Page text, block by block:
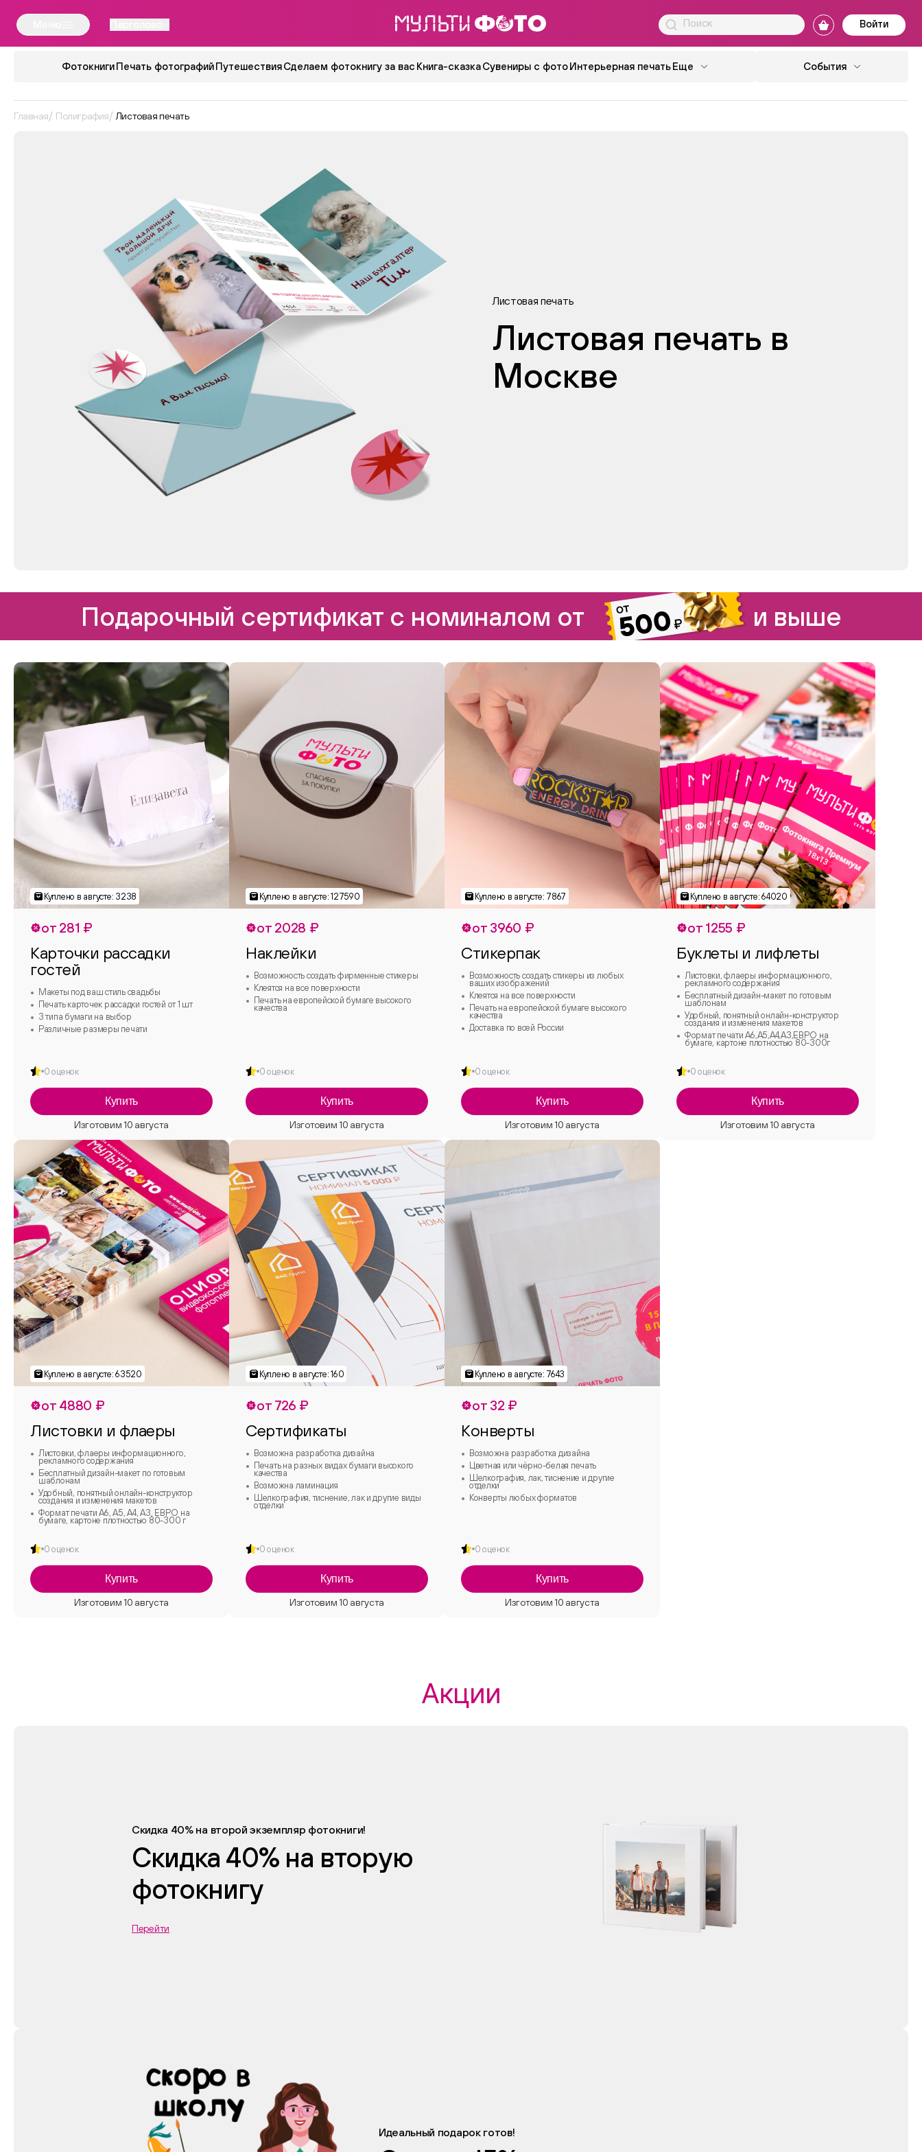
Войти
Фотокниги Печать фотографий Путешествия Сделаем фотокнигу за вас Книга-сказка Сувениры с фото Интерьерная печать Еще События
Главная Полиграфия Листовая печать
Листовая печать
Листовая печать в
Москве
Подарочный сертификат с номиналом от и выше
от 281 ₽
Карточки рассадки
гостей
Макеты под ваш стиль свадьбы
Печать карточек рассадки гостей от 1 шт
3 типа бумаги на выбор
Различные размеры печати
0 оценок
Купить
от 2028 ₽
Наклейки
Возможность создать фирменные стикеры
Клеятся на все поверхности
Печать на европейской бумаге высокого
качества
0 оценок
Купить
от 3960 ₽
Стикерпак
Возможность создать стикеры из любых
ваших изображений
Клеятся на все поверхности
Печать на европейской бумаге высокого
качества
Доставка по всей России
0 оценок
Купить
от 1255 ₽
Буклеты и лифлеты
Листовки, флаеры информационного,
рекламного содержания
Бесплатный дизайн-макет по готовым
шаблонам
Удобный, понятный онлайн-конструктор
создания и изменения макетов
Формат печати А6,А5,А4,А3,ЕВРО на
бумаге, картоне плотностью 80-300г
0 оценок
Купить
от 4880 ₽
Листовки и флаеры
Листовки, флаеры информационного,
рекламного содержания
Бесплатный дизайн-макет по готовым
шаблонам
Удобный, понятный онлайн-конструктор
создания и изменения макетов
Формат печати А6, А5, А4, А3, ЕВРО на
бумаге, картоне плотностью 80-300 г
0 оценок
Купить
от 726 ₽
Сертификаты
Возможна разработка дизайна
Печать на разных видах бумаги высокого
качества
Возможна ламинация
Шелкография, тиснение, лак и другие виды
отделки
0 оценок
Купить
от 32 ₽
Конверты
Возможна разработка дизайна
Цветная или чёрно-белая печать
Шелкография, лак, тиснение и другие
отделки
Конверты любых форматов
0 оценок
Купить
Акции
Скидка 40% на второй экземпляр фотокниги!
Скидка 40% на вторую
фотокнигу
Перейти
Идеальный подарок готов!